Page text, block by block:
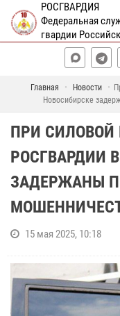
РОСГВАРДИЯ
Федеральная
гвардии
Главная Новости
Новосибирске
ПРИ
РОСГВАРДИИ
ЗАДЕРЖАНЫ
15 мая 2025, 10:18